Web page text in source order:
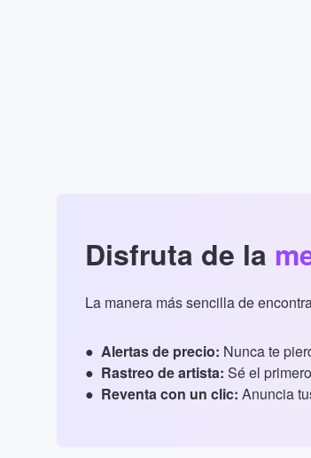
Disfruta de la
La manera más sencilla de
Alertas de precio: Nunca te
Rastreo de artista: Sé el
Reventa con un clic: Anuncia